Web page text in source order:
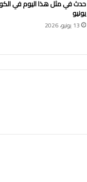
يونيو
13 يونيو، 2026